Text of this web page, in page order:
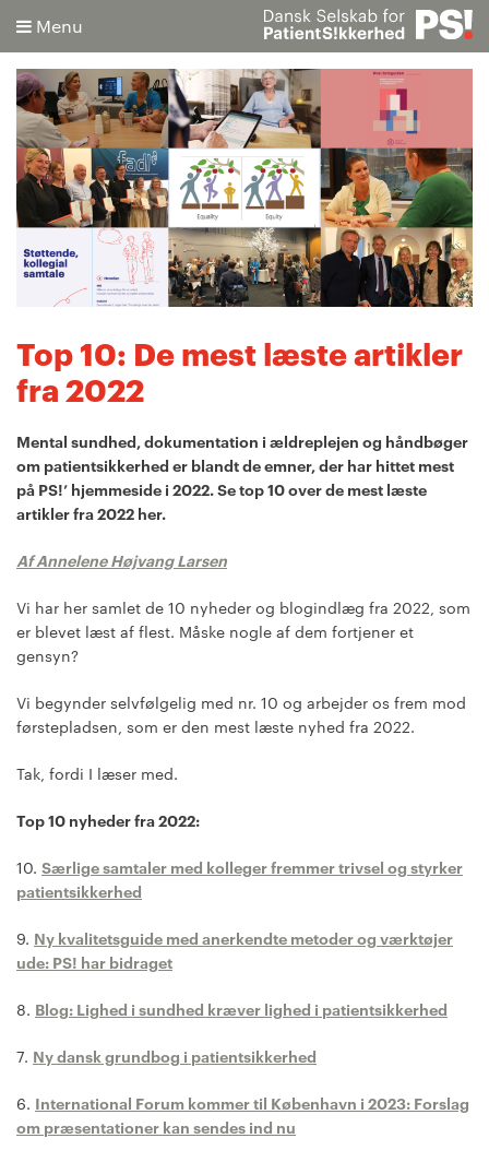
Menu
Søg
Avanceret søgning
Top 10: De mest læste artikler
fra 2022
Mental sundhed, dokumentation i ældreplejen og håndbøger
om patientsikkerhed er blandt de emner, der har hittet mest
på PS!’ hjemmeside i 2022. Se top 10 over de mest læste
artikler fra 2022 her.
Af Annelene Højvang Larsen
Vi har her samlet de 10 nyheder og blogindlæg fra 2022, som
er blevet læst af flest. Måske nogle af dem fortjener et
gensyn?
Vi begynder selvfølgelig med nr. 10 og arbejder os frem mod
førstepladsen, som er den mest læste nyhed fra 2022.
Tak, fordi I læser med.
Top 10 nyheder fra 2022:
10. Særlige samtaler med kolleger fremmer trivsel og styrker
patientsikkerhed
9. Ny kvalitetsguide med anerkendte metoder og værktøjer
ude: PS! har bidraget
8. Blog: Lighed i sundhed kræver lighed i patientsikkerhed
7. Ny dansk grundbog i patientsikkerhed
6. International Forum kommer til København i 2023: Forslag
om præsentationer kan sendes ind nu